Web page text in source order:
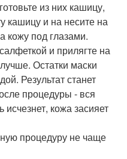
из них кашицу,
кашицу и на несите на
кожу под глазами.
и прилягте на
Остатки маски
Результат станет
процедуры - вся
исчезнет, кожа засияет
процедуру не чаще